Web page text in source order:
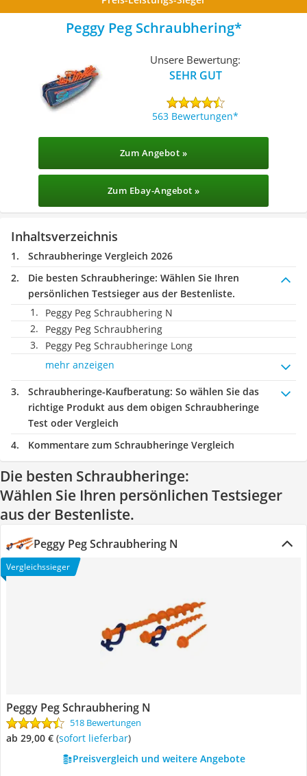
Peggy Peg Schraubhering
Unsere Bewertung:
SEHR GUT
563 Bewertungen
Zum Angebot »
Zum Ebay-Angebot »
Inhaltsverzeichnis
Schraubheringe Vergleich 2026
Die besten Schraubheringe: Wählen Sie Ihren
persönlichen Testsieger aus der Bestenliste.
Peggy Peg Schraubhering N
Peggy Peg Schraubhering
Peggy Peg Schraubheringe Long
mehr anzeigen
Schraubheringe-Kaufberatung: So wählen Sie das
richtige Produkt aus dem obigen Schraubheringe
Test oder Vergleich
Kommentare zum Schraubheringe Vergleich
Die besten Schraubheringe:
Wählen Sie Ihren persönlichen Testsieger
aus der Bestenliste.
Peggy Peg Schraubhering N
Vergleichssieger
Peggy Peg Schraubhering N
518 Bewertungen
ab 29,00 € ( Sofort lieferbar)
Preisvergleich und weitere Angebote